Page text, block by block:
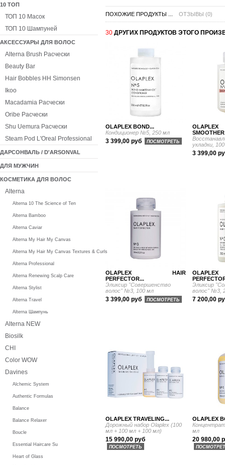
ПОХОЖИЕ ПРОДУКТЫ ... ОТЗЫВЫ (0)
30 ДРУГИХ ПРОДУКТОВ ЭТОГО
OLAPLEX BOND...
Кондиционер №5, 250 мл
3 399,00 руб ПОСМОТРЕТЬ
укладки,
3 399,00
OLAPLEX HAIR
PERFECTOR...
Эликсир "Совершенство
волос" №3, 100 мл
3 399,00 руб ПОСМОТРЕТЬ
Эликсир
волос" №3,
7 200,00
OLAPLEX TRAVELING...
Дорожный набор Olaplex (100
мл + 100 мл + 100 мл)
15 990,00 руб
ПОСМОТРЕТЬ
OLAPLEX
мл
20 980,00
10 ТОП
ТОП 10 Масок
ТОП 10 Шампуней
АКСЕССУАРЫ ДЛЯ ВОЛОС
Alterna Brush Расчески
Beauty Bar
Hair Bobbles HH Simonsen
Ikoo
Macadamia Расчески
Oribe Расчески
Shu Uemura Расчески
Steam Pod L'Oreal Professional
ДАРСОНВАЛЬ / D'ARSONVAL
ДЛЯ МУЖЧИН
КОСМЕТИКА ДЛЯ ВОЛОС
Alterna
Alterna 10 The Science of Ten
Alterna Bamboo
Alterna Caviar
Alterna My Hair My Canvas
Alterna My Hair My Canvas Textures & Curls
Alterna Professional
Alterna Renewing Scalp Care
Alterna Stylist
Alterna Travel
Alterna Шампунь
Alterna NEW
Biosilk
CHI
Color WOW
Davines
Alchemic System
Authentic Formulas
Balance
Balance Relaxer
Boucle
Essential Haircare Su
Heart of Glass